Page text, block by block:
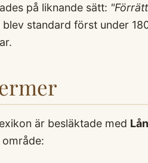
på liknande sätt:
standard först under
är besläktade med